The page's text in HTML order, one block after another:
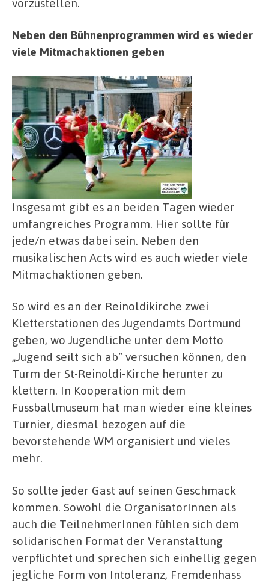
Neben den Bühnenprogrammen wird es wieder
viele Mitmachaktionen geben
Insgesamt gibt es an beiden Tagen wieder
umfangreiches Programm. Hier sollte für
jede/n etwas dabei sein. Neben den
musikalischen Acts wird es auch wieder viele
Mitmachaktionen geben.
So wird es an der Reinoldikirche zwei
Kletterstationen des Jugendamts Dortmund
geben, wo Jugendliche unter dem Motto
„Jugend seilt sich ab“ versuchen können, den
Turm der St-Reinoldi-Kirche herunter zu
klettern. In Kooperation mit dem
Fussballmuseum hat man wieder eine kleines
Turnier, diesmal bezogen auf die
bevorstehende WM organisiert und vieles
mehr.
So sollte jeder Gast auf seinen Geschmack
kommen. Sowohl die OrganisatorInnen als
auch die TeilnehmerInnen fühlen sich dem
solidarischen Format der Veranstaltung
verpflichtet und sprechen sich einhellig gegen
jegliche Form von Intoleranz, Fremdenhass